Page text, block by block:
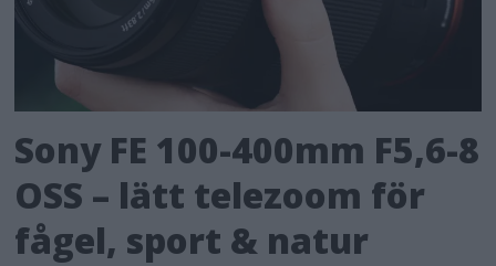
Sony FE 100-400mm F5,6-8
OSS – lätt telezoom för
fågel, sport & natur